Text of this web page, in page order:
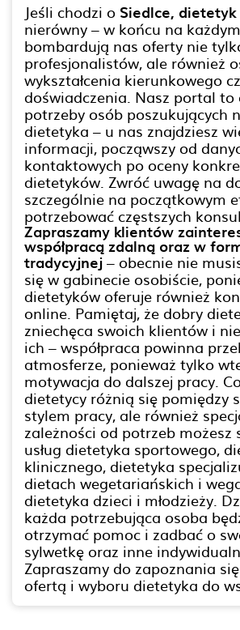
Jeśli chodzi o Siedlce, dietetyk
nierówny – w końcu na
bombardują nas oferty nie
profesjonalistów, ale również
wykształcenia kierunkowego
doświadczenia. Nasz portal to
potrzeby osób poszukujących
dietetyka – u nas znajdziesz
informacji, począwszy od
kontaktowych po oceny
dietetyków. Zwróć uwagę na
szczególnie na początkowym
potrzebować częstszych
Zapraszamy klientów
współpracą zdalną oraz w
tradycyjnej– obecnie nie
się w gabinecie osobiście,
dietetyków oferuje również
online. Pamiętaj, że dobry
zniechęca swoich klientów i
ich – współpraca powinna
atmosferze, ponieważ tylko
motywacja do dalszej pracy.
dietetycy różnią się pomiędzy
stylem pracy, ale również
zależności od potrzeb możesz
usług dietetyka sportowego,
klinicznego, dietetyka
dietach wegetariańskich i
dietetyka dzieci i młodzieży.
każda potrzebująca osoba
otrzymać pomoc i zadbać o
sylwetkę oraz inne
Zapraszamy do zapoznania
ofertą i wyboru dietetyka do